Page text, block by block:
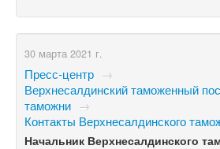
30 марта 2021 г.
Пресс-центр →
Верхнесалдинский таможенный
таможни →
Контакты Верхнесалдинского
Начальник Верхнесалдинского